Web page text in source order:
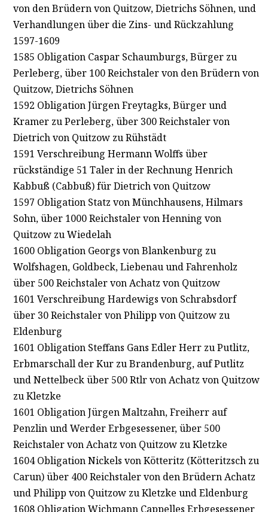
von den Brüdern von Quitzow, Dietrichs Söhnen, und
Verhandlungen über die Zins- und Rückzahlung
1597-1609
1585 Obligation Caspar Schaumburgs, Bürger zu
Perleberg, über 100 Reichstaler von den Brüdern von
Quitzow, Dietrichs Söhnen
1592 Obligation Jürgen Freytagks, Bürger und
Kramer zu Perleberg, über 300 Reichstaler von
Dietrich von Quitzow zu Rühstädt
1591 Verschreibung Hermann Wolffs über
rückständige 51 Taler in der Rechnung Henrich
Kabbuß (Cabbuß) für Dietrich von Quitzow
1597 Obligation Statz von Münchhausens, Hilmars
Sohn, über 1000 Reichstaler von Henning von
Quitzow zu Wiedelah
1600 Obligation Georgs von Blankenburg zu
Wolfshagen, Goldbeck, Liebenau und Fahrenholz
über 500 Reichstaler von Achatz von Quitzow
1601 Verschreibung Hardewigs von Schrabsdorf
über 30 Reichstaler von Philipp von Quitzow zu
Eldenburg
1601 Obligation Steffans Gans Edler Herr zu Putlitz,
Erbmarschall der Kur zu Brandenburg, auf Putlitz
und Nettelbeck über 500 Rtlr von Achatz von Quitzow
zu Kletzke
1601 Obligation Jürgen Maltzahn, Freiherr auf
Penzlin und Werder Erbgesessener, über 500
Reichstaler von Achatz von Quitzow zu Kletzke
1604 Obligation Nickels von Kötteritz (Kötteritzsch zu
Carun) über 400 Reichstaler von den Brüdern Achatz
und Philipp von Quitzow zu Kletzke und Eldenburg
1608 Obligation Wichmann Cappelles Erbgesessener